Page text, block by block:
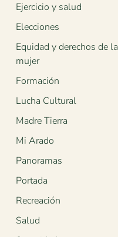
Ejercicio y salud
Elecciones
Equidad y derechos de la
mujer
Formación
Lucha Cultural
Madre Tierra
Mi Arado
Panoramas
Portada
Recreación
Salud